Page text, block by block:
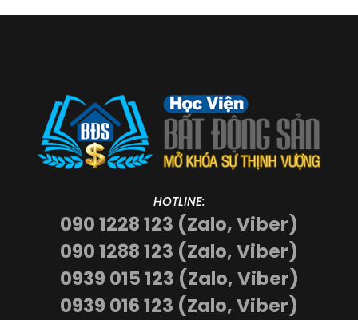
HOTLINE:
090 1228 123 (Zalo, Viber)
090 1288 123 (Zalo, Viber)
0939 015 123 (Zalo, Viber)
0939 016 123 (Zalo, Viber)